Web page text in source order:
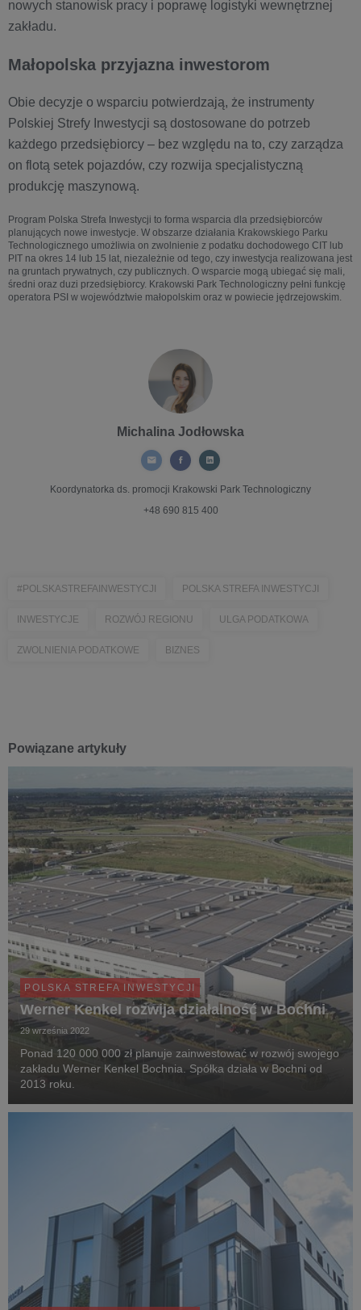
nowych stanowisk pracy i poprawę logistyki wewnętrznej
zakładu.
Małopolska przyjazna inwestorom
Obie decyzje o wsparciu potwierdzają, że instrumenty
Polskiej Strefy Inwestycji są dostosowane do potrzeb
każdego przedsiębiorcy – bez względu na to, czy zarządza
on flotą setek pojazdów, czy rozwija specjalistyczną
produkcję maszynową.
Program Polska Strefa Inwestycji to forma wsparcia dla przedsiębiorców
planujących nowe inwestycje. W obszarze działania Krakowskiego Parku
Technologicznego umożliwia on zwolnienie z podatku dochodowego CIT lub
PIT na okres 14 lub 15 lat, niezależnie od tego, czy inwestycja realizowana jest
na gruntach prywatnych, czy publicznych. O wsparcie mogą ubiegać się mali,
średni oraz duzi przedsiębiorcy. Krakowski Park Technologiczny pełni funkcję
operatora PSI w województwie małopolskim oraz w powiecie jędrzejowskim.
Michalina Jodłowska
Koordynatorka ds. promocji Krakowski Park Technologiczny
+48 690 815 400
#POLSKASTREFAINWESTYCJI POLSKA STREFA INWESTYCJI
INWESTYCJE ROZWÓJ REGIONU ULGA PODATKOWA
ZWOLNIENIA PODATKOWE BIZNES
Powiązane artykuły
POLSKA STREFA INWESTYCJI
Werner Kenkel rozwija działalność w Bochni
29 września 2022
Ponad 120 000 000 zł planuje zainwestować w rozwój swojego
zakładu Werner Kenkel Bochnia. Spółka działa w Bochni od
2013 roku.